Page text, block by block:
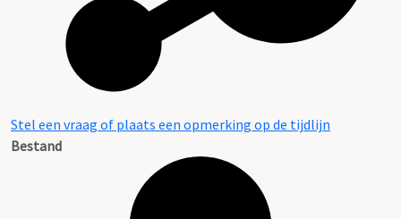
Stel een vraag of plaats een opmerking op de tijdlijn
Bestand